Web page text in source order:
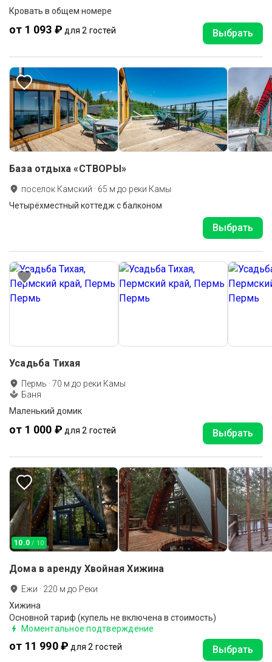
Кровать в общем номере
от 1 093 ₽ для 2 гостей Выбрать
База отдыха «СТВОРЫ»
поселок Камский · 65 м до реки Камы
Четырёхместный коттедж с балконом
Выбрать
Усадьба Тихая
Пермь ·70 м до реки Камы
Баня
Маленький домик
от 1 000 ₽ для 2 гостей Выбрать
10.0 / 10
Дома в аренду Хвойная Хижина
Ежи · 220 м до Реки
Хижина
Основной тариф (купель не включена в стоимость)
Моментальное подтверждение
от 11 990 ₽ для 2 гостей Выбрать